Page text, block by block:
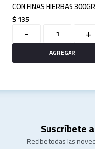
CON FINAS HIERBAS 300GR
$135
- +
Suscríbete
Recibe todas las